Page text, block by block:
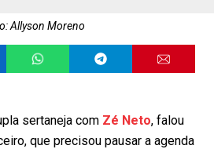
Allyson Moreno
sertaneja com Zé Neto, falou
que precisou pausar a agenda